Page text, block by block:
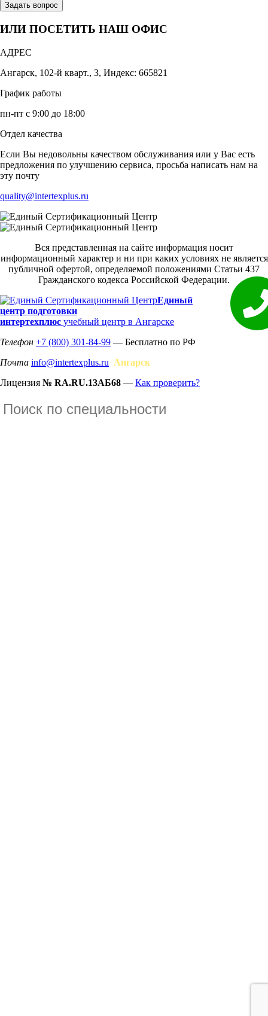
Задать вопрос
ИЛИ ПОСЕТИТЬ НАШ ОФИС
АДРЕС
Ангарск, 102-й кварт., 3, Индекс: 665821
График работы
пн-пт с 9:00 до 18:00
Отдел качества
Если Вы недовольны качеством обслуживания или у Вас есть
предложения по улучшению сервиса, просьба написать нам на
эту почту
quality@intertexplus.ru
Вся представленная на сайте информация носит
информационный характер и ни при каких условиях не является
публичной офертой, определяемой положениями Статьи 437
Гражданского кодекса Российской Федерации.
Единый
центр подготовки
интертехплюс учебный центр в Ангарске
Телефон +7 (800) 301-84-99 — Бесплатно по РФ
Почта info@intertexplus.ru Ангарск
Лицензия № RA.RU.13АБ68 — Как проверить?